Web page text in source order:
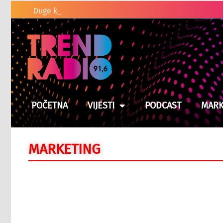
Duge kolone vozila na graničnim pre
POČETNA VIJESTI PODCAST
MARKETING